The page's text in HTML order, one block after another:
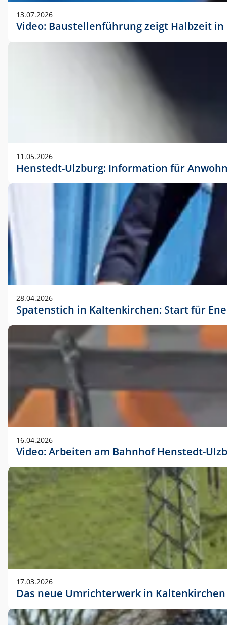
13.07.2026
Video: Baustellenführung zeigt Halbzeit
11.05.2026
Henstedt-Ulzburg: Information für
28.04.2026
Spatenstich in Kaltenkirchen: Start für
16.04.2026
Video: Arbeiten am Bahnhof Henstedt-
17.03.2026
Das neue Umrichterwerk in Kaltenkirchen